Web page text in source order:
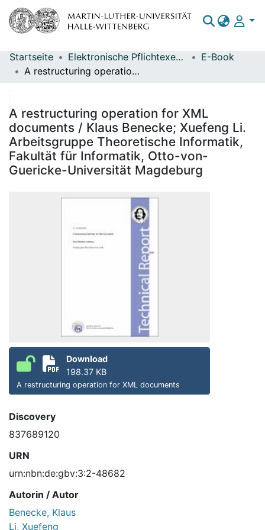
Bereiche & Sammlungen
Statistiken
Startseite Elektronische Pflichtexemplare
E-Book
A restructuring operation for XML documents / Klaus Benecke; Xuefeng Li. Arbeitsgruppe Theoretische Informatik, Fakultät für Informatik, Otto-von-Guericke-Universität Magdeburg
A restructuring operation for XML
documents / Klaus Benecke; Xuefeng Li.
Arbeitsgruppe Theoretische Informatik,
Fakultät für Informatik, Otto-von-
Guericke-Universität Magdeburg
Download
198.37 KB
A restructuring operation for XML documents
Discovery
837689120
URN
urn:nbn:de:gbv:3:2-48682
Autorin / Autor
Benecke, Klaus
Li, Xuefeng